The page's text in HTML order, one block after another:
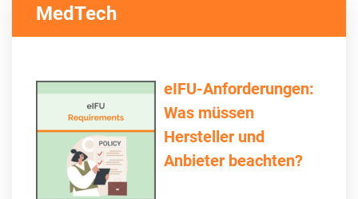
MedTech
eIFU-Anforderungen:
Was müssen
Hersteller und
Anbieter beachten?